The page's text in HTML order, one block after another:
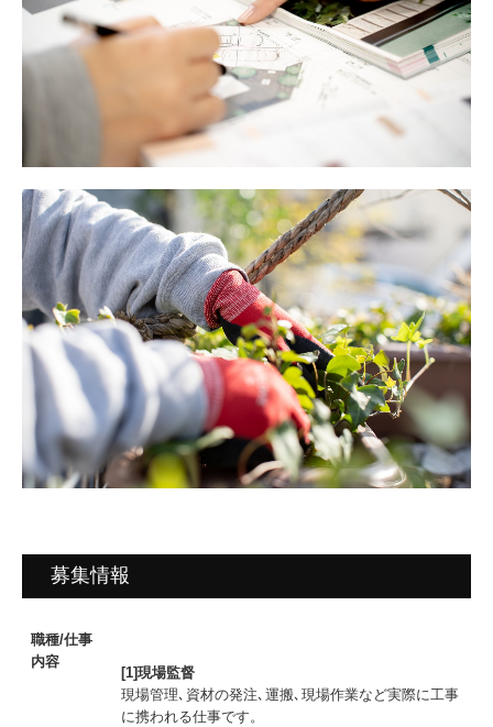
募集情報
職種/仕事
内容
[1]現場監督
現場管理､資材の発注､運搬､現場作業など実際に工事
に携われる仕事です。